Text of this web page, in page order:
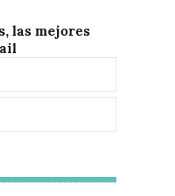
las mejores